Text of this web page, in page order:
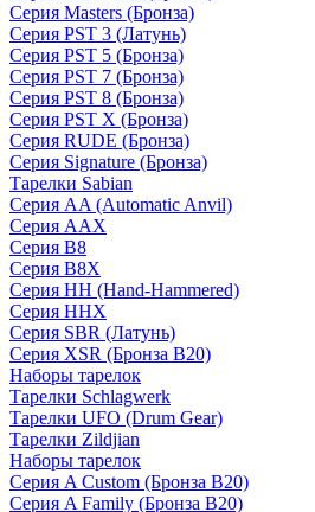
Серия Masters (Бронза)
Серия PST 3 (Латунь)
Серия PST 5 (Бронза)
Серия PST 7 (Бронза)
Серия PST 8 (Бронза)
Серия PST X (Бронза)
Серия RUDE (Бронза)
Серия Signature (Бронза)
Тарелки Sabian
Серия AA (Automatic Anvil)
Серия AAX
Серия B8
Серия B8X
Серия HH (Hand-Hammered)
Серия HHX
Серия SBR (Латунь)
Серия XSR (Бронза B20)
Наборы тарелок
Тарелки Schlagwerk
Тарелки UFO (Drum Gear)
Тарелки Zildjian
Наборы тарелок
Серия A Custom (Бронза B20)
Серия A Family (Бронза B20)